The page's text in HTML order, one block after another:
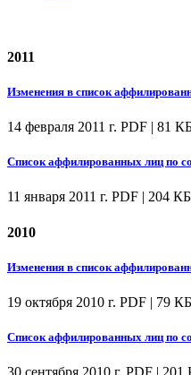
2011
Изменения в список
14 февраля 2011 г. PDF | 81
Список аффилированных лиц по
11 января 2011 г. PDF | 204 КБ
2010
Изменения в список
19 октября 2010 г. PDF | 79 КБ
Список аффилированных лиц по